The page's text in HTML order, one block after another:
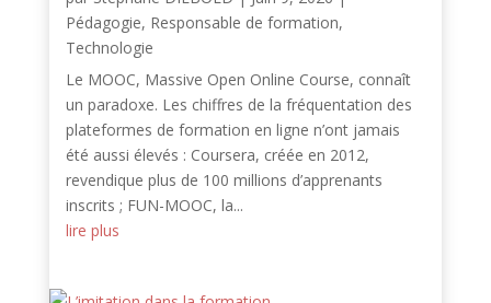
Pédagogie, Responsable de formation,
Technologie
Le MOOC, Massive Open Online Course, connaît
un paradoxe. Les chiffres de la fréquentation des
plateformes de formation en ligne n’ont jamais
été aussi élevés : Coursera, créée en 2012,
revendique plus de 100 millions d’apprenants
inscrits ; FUN-MOOC, la...
lire plus